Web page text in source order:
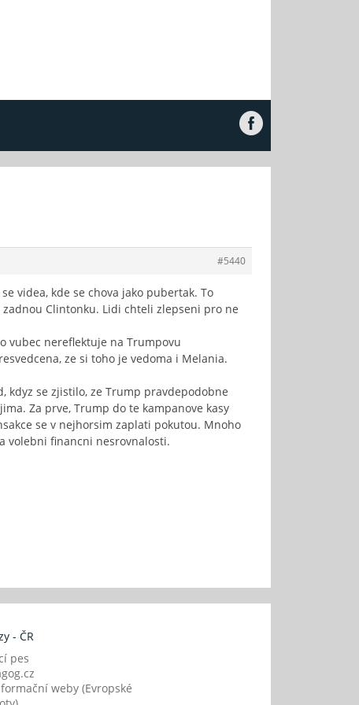
#5440
videa, kde se chova jako pubertak. To
Clintonku. Lidi chteli zlepseni pro ne
vubec nereflektuje na Trumpovu
ze si toho je vedoma i Melania.
kdyz se zjistilo, ze Trump pravdepodobne
Za prve, Trump do te kampanove kasy
se v nejhorsim zaplati pokutou. Mnoho
volebni financni nesrovnalosti.
- ČR
pes
weby (Evropské